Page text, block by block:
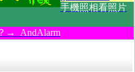
手機照相看照片
→ AndAlarm